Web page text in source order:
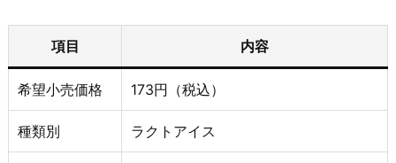
項目 内容
希望小売価格 173円（税込）
種類別 ラクトアイス